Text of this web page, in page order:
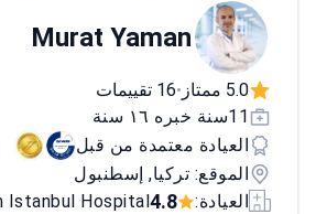
Murat Yaman
5.0 ممتاز •16 تقييمات
11سنة خبره ١٦ سنة
العيادة معتمدة من قبل
الموقع: تركيا, إسطنبول
العيادة:
4.8
Istanbul Hospital